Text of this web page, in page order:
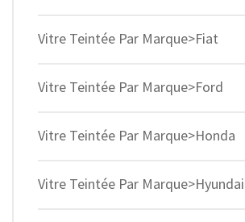
Vitre Teintée Par Marque>Fiat
Vitre Teintée Par Marque>Ford
Vitre Teintée Par Marque>Honda
Vitre Teintée Par Marque>Hyundai